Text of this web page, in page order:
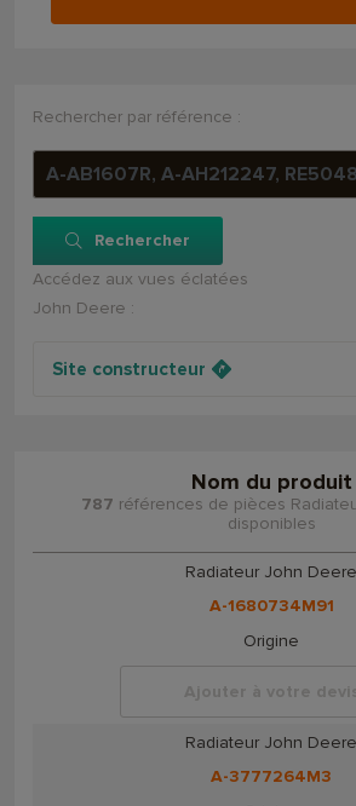
Rechercher par référence :
Rechercher
Accédez aux vues éclatées
John Deere :
Site constructeur
Nom du produit
787 références de pièces
disponibles
Radiateur John Deere
A-1680734M91
Origine
Ajouter à votre
Radiateur John Deere
A-3777264M3